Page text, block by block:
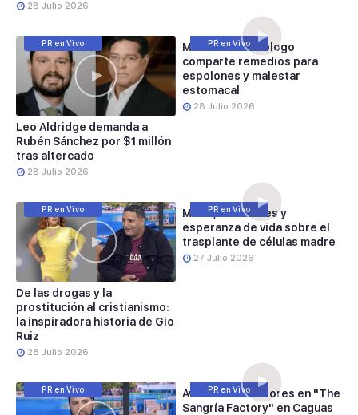
28 Julio 2026
PR en Vivo
Leo Aldridge demanda a
Rubén Sánchez por $1 millón
tras altercado
28 Julio 2026
PR en Vivo
Melwin el Herbólogo
comparte remedios para
espolones y malestar
estomacal
28 Julio 2026
PR en Vivo
De las drogas y la
prostitución al cristianismo:
la inspiradora historia de Gio
Ruiz
28 Julio 2026
PR en Vivo
Mitos, realidades y
esperanza de vida sobre el
trasplante de células madre
27 Julio 2026
PR en Vivo PR en Vivo
Aventura de sabores en "The
Sangría Factory" en Caguas